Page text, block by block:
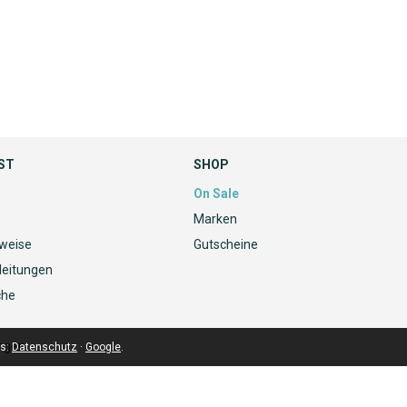
SHOP
On Sale
Marken
Gutscheine
Datenschutz · Google.